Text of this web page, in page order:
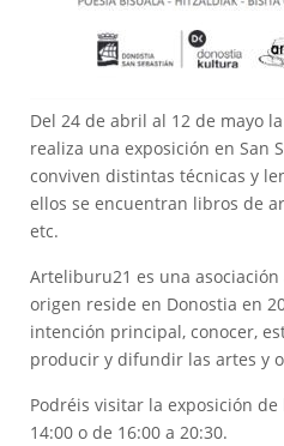
Del 24 de abril al 12 de mayo
realiza una exposición en San
conviven distintas técnicas y
ellos se encuentran libros de
etc.
Arteliburu21 es una
origen reside en Donostia en
intención principal, conocer,
producir y difundir las artes y
Podréis visitar la exposición
14:00 o de 16:00 a 20:30.